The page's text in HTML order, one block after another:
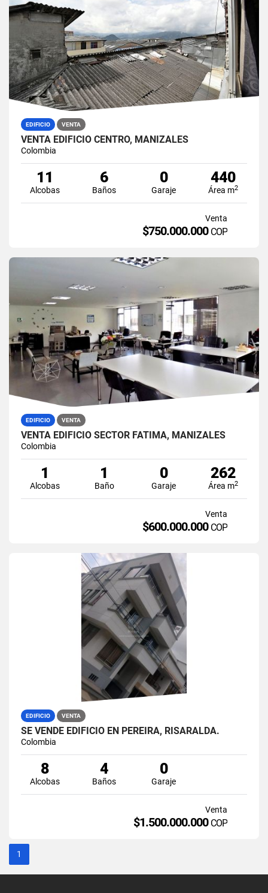
EDIFICIO VENTA
VENTA EDIFICIO CENTRO, MANIZALES
Colombia
11
Alcobas
6
Baños
0
Garaje
440
Área m2
Venta
$750.000.000 COP
EDIFICIO VENTA
VENTA EDIFICIO SECTOR FATIMA, MANIZALES
Colombia
1
Alcobas
1
Baño
0
Garaje
262
Área m2
Venta
$600.000.000 COP
EDIFICIO VENTA
SE VENDE EDIFICIO EN PEREIRA, RISARALDA.
Colombia
8
Alcobas
4
Baños
0
Garaje
Venta
$1.500.000.000 COP
1